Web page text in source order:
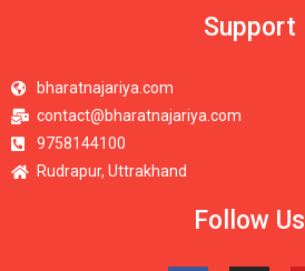
Support
bharatnajariya.com
contact@bharatnajariya.com
9758144100
Rudrapur, Uttrakhand
Follow Us